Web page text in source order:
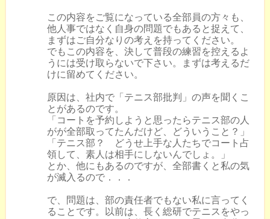
この内容をご覧になっている全部員の方々も、
他人事ではなく自身の問題でもあると捉えて、
まずはご自分なりの考えを持ってください。
でもこの内容を、決して普段の練習を控えるよ
うには受け取らないで下さい。まずは考えるだ
けに留めてください。
原因は、社内で「テニス部批判」の声を聞くこ
とがあるのです。
「コートを予約しようと思ったらテニス部の人
がが全部取ってたんだけど、どういうこと？」
「テニス部？ どうせ上手な人たちでコート占
領して、素人は相手にしないんでしょ。」
とか、他にもあるのですが、全部書くと私の気
が滅入るので．．．
で、問題は、部の責任者でもない私に言ってく
ることです。以前は、長く総研でテニスをやっ